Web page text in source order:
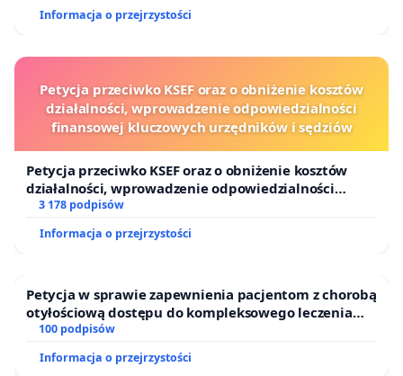
Informacja o przejrzystości
Petycja przeciwko KSEF oraz o obniżenie kosztów
działalności, wprowadzenie odpowiedzialności
finansowej kluczowych urzędników i sędziów
Petycja przeciwko KSEF oraz o obniżenie kosztów
działalności, wprowadzenie odpowiedzialności
finansowej kluczowych urzędników i sędziów
3 178 podpisów
Informacja o przejrzystości
Petycja w sprawie zapewnienia pacjentom z chorobą
otyłościową dostępu do kompleksowego leczenia
oraz programów profilaktycznych.
100 podpisów
Informacja o przejrzystości